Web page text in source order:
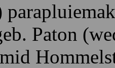
Paton
Hom